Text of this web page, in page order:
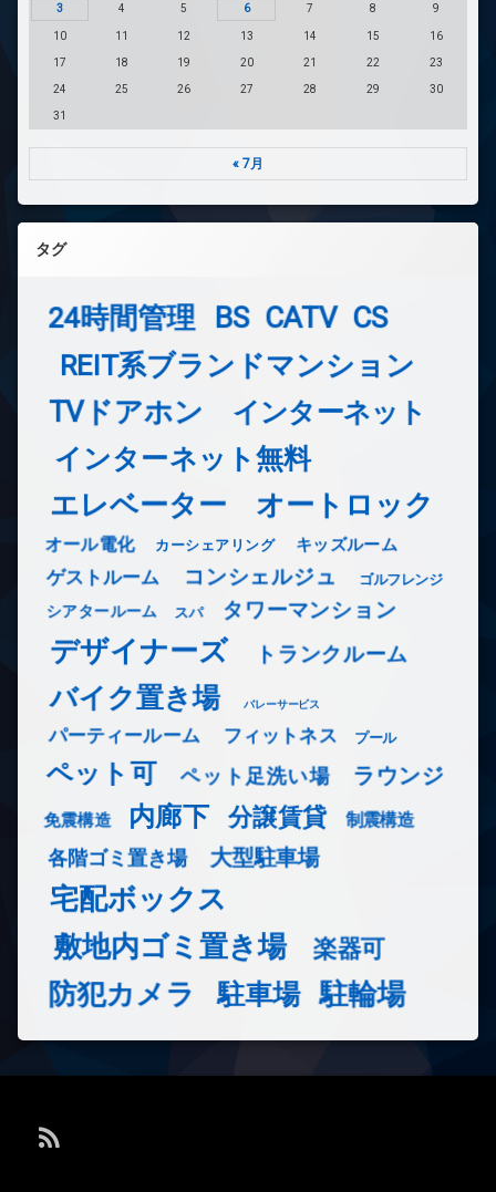
3 4 5 6 7 8 9
10 11 12 13 14 15 16
17 18 19 20 21 22 23
24 25 26 27 28 29 30
31
« 7月
タグ
24時間管理 BS CATV CS
REIT系ブランドマンション
TVドアホン インターネット
インターネット無料
エレベーター オートロック
オール電化 カーシェアリング キッズルーム
ゲストルーム コンシェルジュ ゴルフレンジ
シアタールーム スパ タワーマンション
デザイナーズ トランクルーム
バイク置き場 バレーサービス
パーティールーム フィットネス プール
ペット可 ペット足洗い場 ラウンジ
免震構造 内廊下 分譲賃貸 制震構造
各階ゴミ置き場 大型駐車場
宅配ボックス
敷地内ゴミ置き場
楽器可
防犯カメラ 駐車場 駐輪場
RSS